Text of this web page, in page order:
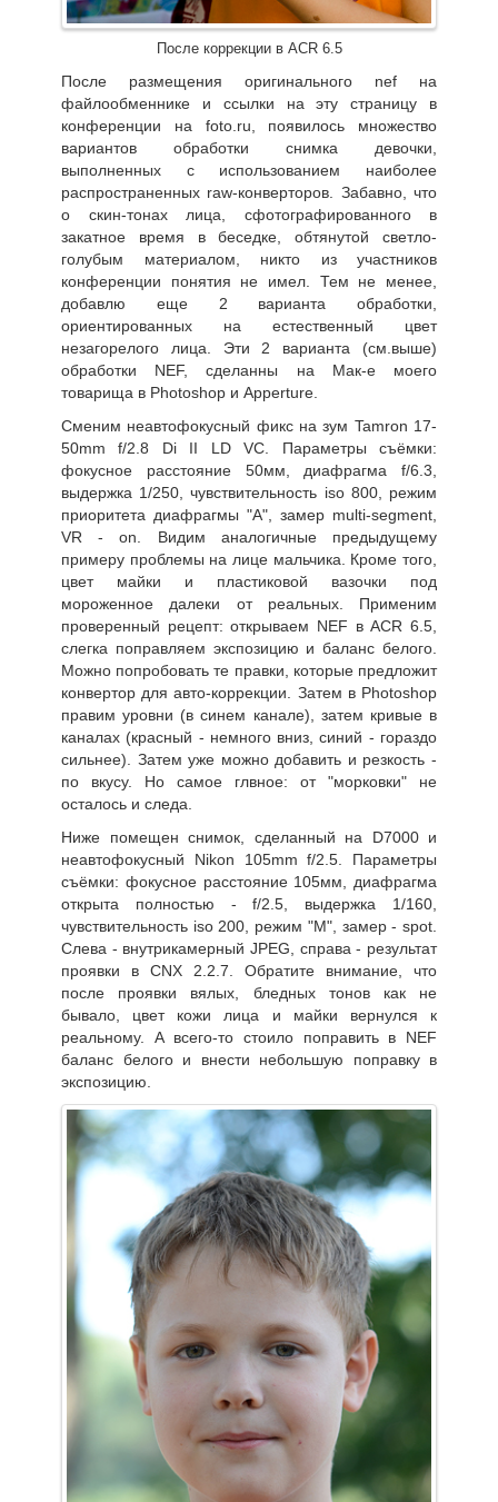
После коррекции в ACR 6.5
После размещения оригинального nef на
файлообменнике и ссылки на эту страницу в
конференции на foto.ru, появилось множество
вариантов обработки снимка девочки,
выполненных с использованием наиболее
распространенных raw-конверторов. Забавно, что
о скин-тонах лица, сфотографированного в
закатное время в беседке, обтянутой светло-
голубым материалом, никто из участников
конференции понятия не имел. Тем не менее,
добавлю еще 2 варианта обработки,
ориентированных на естественный цвет
незагорелого лица. Эти 2 варианта (см.выше)
обработки NEF, сделанны на Мак-е моего
товарища в Photoshop и Apperture.
Сменим неавтофокусный фикс на зум Tamron 17-
50mm f/2.8 Di II LD VC. Параметры съёмки:
фокусное расстояние 50мм, диафрагма f/6.3,
выдержка 1/250, чувствительность iso 800, режим
приоритета диафрагмы "А", замер multi-segment,
VR - on. Видим аналогичные предыдущему
примеру проблемы на лице мальчика. Кроме того,
цвет майки и пластиковой вазочки под
мороженное далеки от реальных. Применим
проверенный рецепт: открываем NEF в ACR 6.5,
слегка поправляем экспозицию и баланс белого.
Можно попробовать те правки, которые предложит
конвертор для авто-коррекции. Затем в Photoshop
правим уровни (в синем канале), затем кривые в
каналах (красный - немного вниз, синий - гораздо
сильнее). Затем уже можно добавить и резкость -
по вкусу. Но самое глвное: от "морковки" не
осталось и следа.
Ниже помещен снимок, сделанный на D7000 и
неавтофокусный Nikon 105mm f/2.5. Параметры
съёмки: фокусное расстояние 105мм, диафрагма
открыта полностью - f/2.5, выдержка 1/160,
чувствительность iso 200, режим "М", замер - spot.
Слева - внутрикамерный JPEG, справа - результат
проявки в CNX 2.2.7. Обратите внимание, что
после проявки вялых, бледных тонов как не
бывало, цвет кожи лица и майки вернулся к
реальному. А всего-то стоило поправить в NEF
баланс белого и внести небольшую поправку в
экспозицию.